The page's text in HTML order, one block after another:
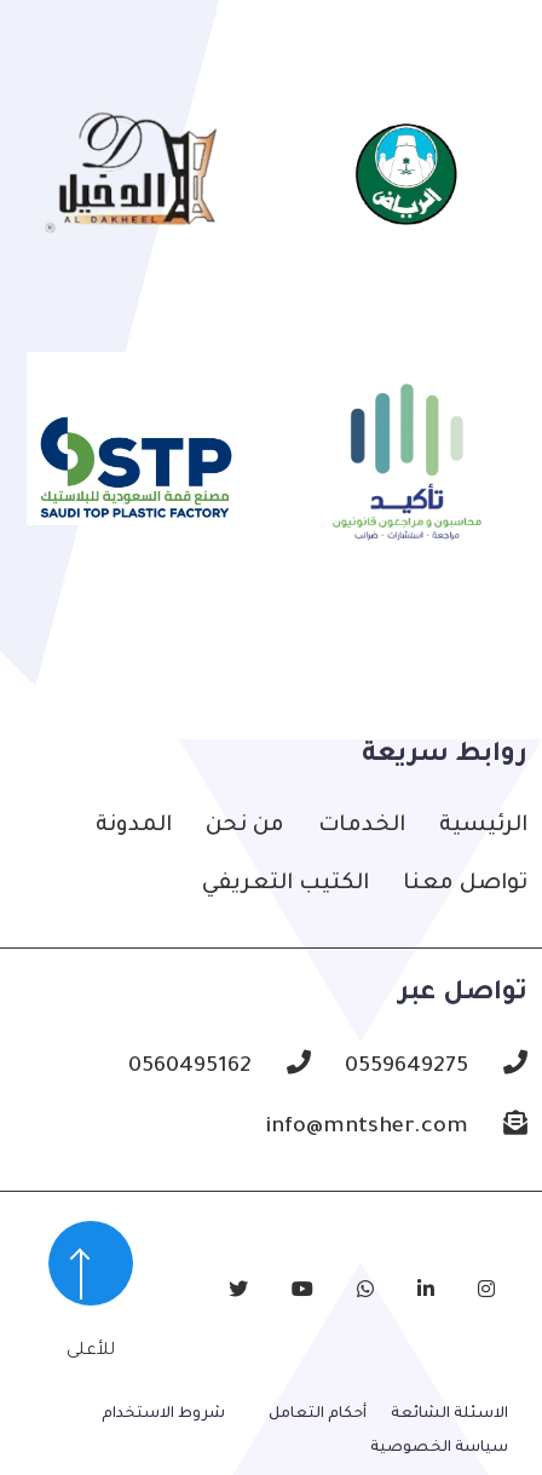
للأعلى
روابط سريعة
الرئيسية الخدمات من نحن المدونة
تواصل معنا الكتيب التعريفي
تواصل عبر
0559649275
0560495162
info@mntsher.com
الاسئلة الشائعة أحكام التعامل
شروط الاستخدام
سياسة الخصوصية